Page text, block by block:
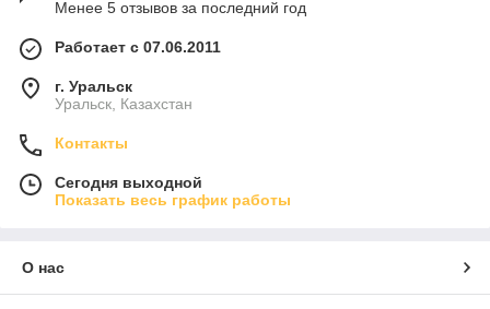
Менее 5 отзывов за последний год
Работает с 07.06.2011
г. Уральск
Уральск, Казахстан
Контакты
Сегодня выходной
Показать весь график работы
О нас